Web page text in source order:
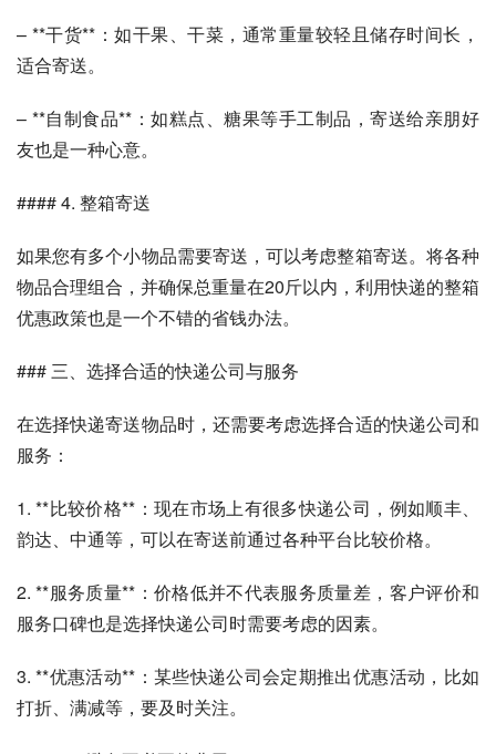
– **干货**：如干果、干菜，通常重量较轻且储存时间长，
适合寄送。
– **自制食品**：如糕点、糖果等手工制品，寄送给亲朋好
友也是一种心意。
#### 4. 整箱寄送
如果您有多个小物品需要寄送，可以考虑整箱寄送。将各种
物品合理组合，并确保总重量在20斤以内，利用快递的整箱
优惠政策也是一个不错的省钱办法。
### 三、选择合适的快递公司与服务
在选择快递寄送物品时，还需要考虑选择合适的快递公司和
服务：
1. **比较价格**：现在市场上有很多快递公司，例如顺丰、
韵达、中通等，可以在寄送前通过各种平台比较价格。
2. **服务质量**：价格低并不代表服务质量差，客户评价和
服务口碑也是选择快递公司时需要考虑的因素。
3. **优惠活动**：某些快递公司会定期推出优惠活动，比如
打折、满减等，要及时关注。